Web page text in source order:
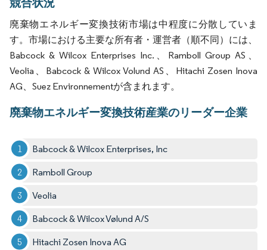
廃棄物エネルギー変換技術市場は中程度に分散していま
す。市場における主要な所有者・運営者（順不同）には、
Babcock & Wilcox Enterprises Inc.、Ramboll Group AS、
Veolia、Babcock & Wilcox Volund AS、Hitachi Zosen Inova
AG、Suez Environnementが含まれます。
廃棄物エネルギー変換技術産業のリーダー企業
Babcock & Wilcox Enterprises, Inc
Ramboll Group
Veolia
Babcock & Wilcox Vølund A/S
Hitachi Zosen Inova AG